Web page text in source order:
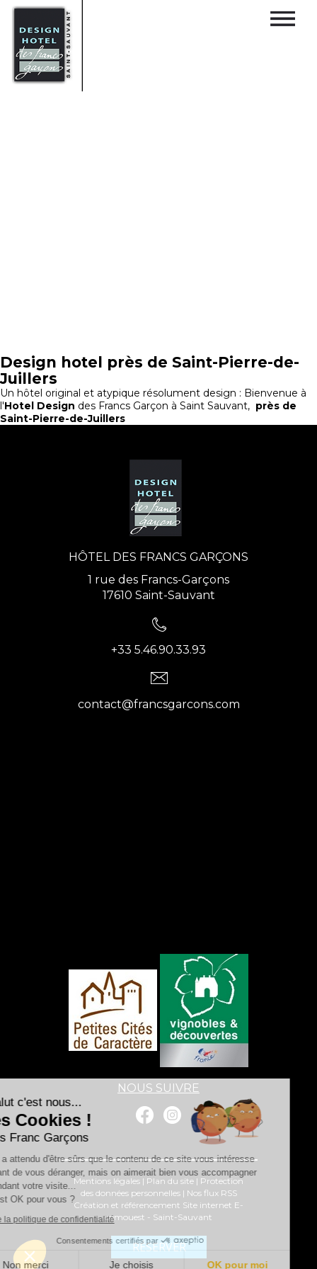
RÉSERVER
Design hotel près de Saint-Pierre-de-
Juillers
Un hôtel original et atypique résolument design : Bienvenue à
l'Hotel Design des Francs Garçon à Saint Sauvant, près de
Saint-Pierre-de-Juillers
HÔTEL DES FRANCS GARÇONS
1 rue des Francs-Garçons
17610 Saint-Sauvant
+33 5.46.90.33.93
contact@francsgarcons.com
NOUS SUIVRE
Mentions légales | Plan du site | Protection
des données personnelles| Nos flux RSS
Création et référencement Site internet E-
comouest - Saint-Sauvant
Salut c'est nous...
les Cookies !
Les Franc Garçons
On a attendu d'être sûrs que le contenu de ce site vous intéresse
avant de vous déranger, mais on aimerait bien vous accompagner
pendant votre visite...
C'est OK pour vous ?
Lire la politique de confidentialité
Consentements certifiés par
Non merci Je choisis OK pour moi